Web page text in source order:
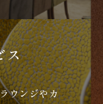
ス
ウンジやカ